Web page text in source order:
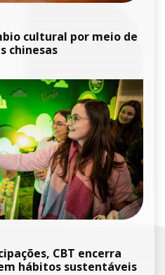
cultural por meio de
chinesas
CBT encerra
hábitos sustentáveis